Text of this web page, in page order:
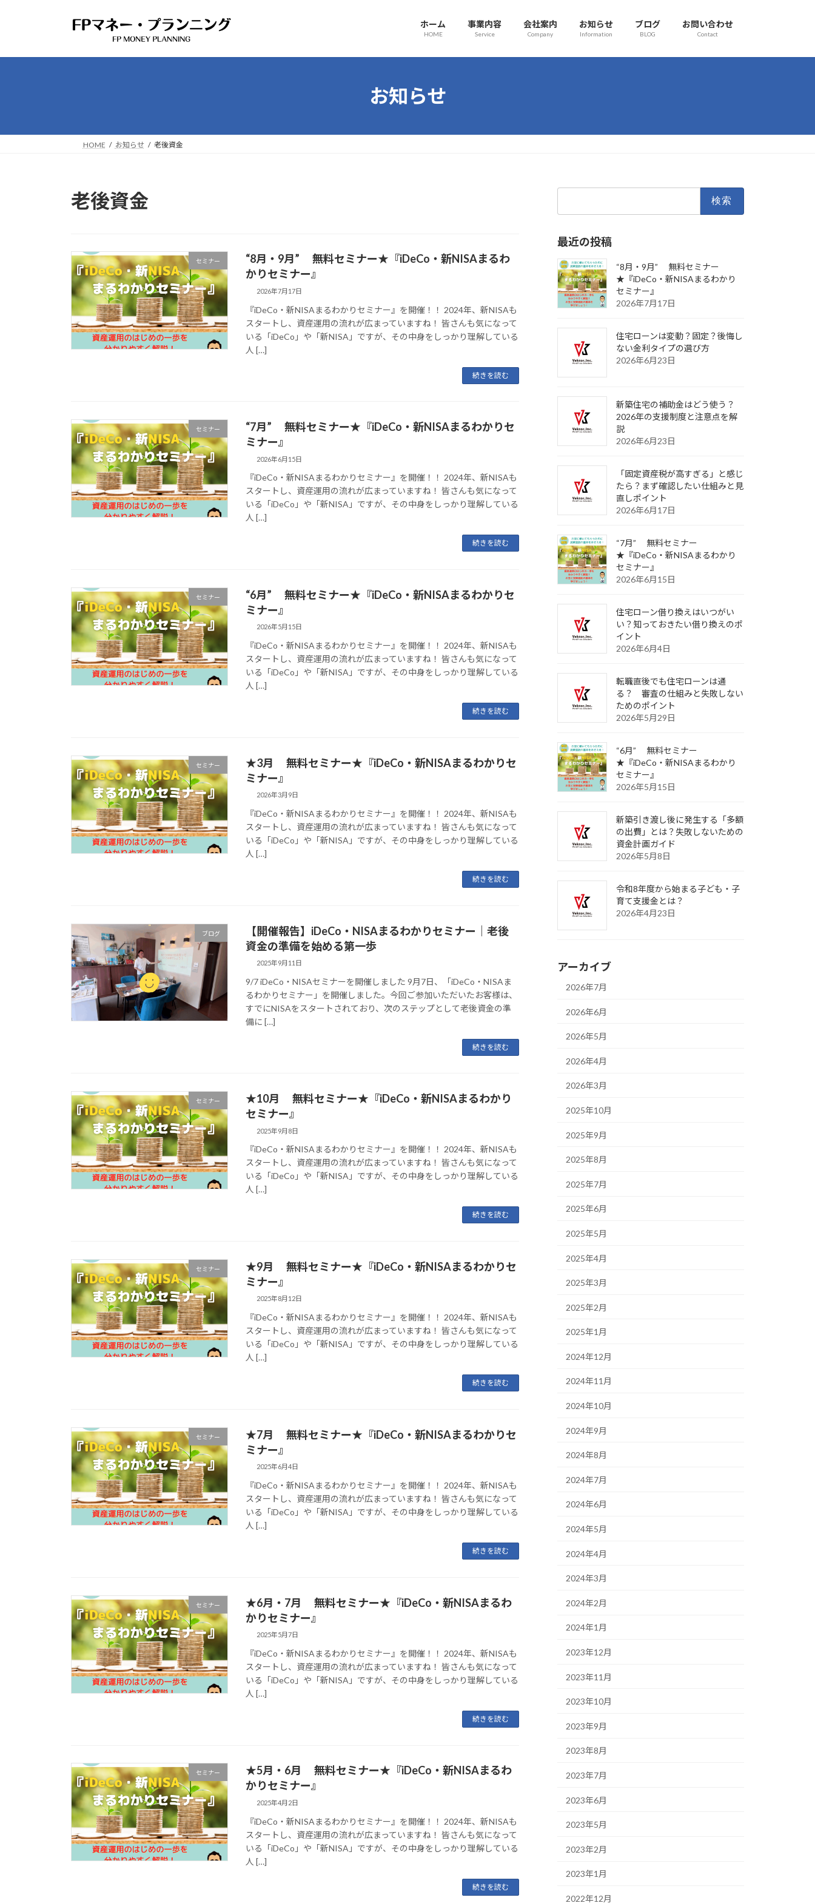
プ
動
ホーム
HOME
事業内容
Service
会社案内
Company
お知らせ
Information
ブログ
BLOG
お問い合わせ
Contact
お知らせ
HOME お知らせ 老後資金
老後資金
セミナー
“8月・9月” 無料セミナー★『iDeCo・新NISAまるわ
かりセミナー』
2026年7月17日
『iDeCo・新NISAまるわかりセミナー』を開催！！ 2024年、新NISAも
スタートし、資産運用の流れが広まっていますね！ 皆さんも気になって
いる「iDeCo」や「新NISA」ですが、その中身をしっかり理解している
人 […]
続きを読む
セミナー
“7月” 無料セミナー★『iDeCo・新NISAまるわかりセ
ミナー』
2026年6月15日
『iDeCo・新NISAまるわかりセミナー』を開催！！ 2024年、新NISAも
スタートし、資産運用の流れが広まっていますね！ 皆さんも気になって
いる「iDeCo」や「新NISA」ですが、その中身をしっかり理解している
人 […]
続きを読む
セミナー
“6月” 無料セミナー★『iDeCo・新NISAまるわかりセ
ミナー』
2026年5月15日
『iDeCo・新NISAまるわかりセミナー』を開催！！ 2024年、新NISAも
スタートし、資産運用の流れが広まっていますね！ 皆さんも気になって
いる「iDeCo」や「新NISA」ですが、その中身をしっかり理解している
人 […]
続きを読む
セミナー
★3月 無料セミナー★『iDeCo・新NISAまるわかりセ
ミナー』
2026年3月9日
『iDeCo・新NISAまるわかりセミナー』を開催！！ 2024年、新NISAも
スタートし、資産運用の流れが広まっていますね！ 皆さんも気になって
いる「iDeCo」や「新NISA」ですが、その中身をしっかり理解している
人 […]
続きを読む
ブログ
【開催報告】iDeCo・NISAまるわかりセミナー｜老後
資金の準備を始める第一歩
2025年9月11日
9/7 iDeCo・NISAセミナーを開催しました 9月7日、「iDeCo・NISAま
るわかりセミナー」を開催しました。今回ご参加いただいたお客様は、
すでにNISAをスタートされており、次のステップとして老後資金の準
備に […]
続きを読む
セミナー
★10月 無料セミナー★『iDeCo・新NISAまるわかり
セミナー』
2025年9月8日
『iDeCo・新NISAまるわかりセミナー』を開催！！ 2024年、新NISAも
スタートし、資産運用の流れが広まっていますね！ 皆さんも気になって
いる「iDeCo」や「新NISA」ですが、その中身をしっかり理解している
人 […]
続きを読む
セミナー
★9月 無料セミナー★『iDeCo・新NISAまるわかりセ
ミナー』
2025年8月12日
『iDeCo・新NISAまるわかりセミナー』を開催！！ 2024年、新NISAも
スタートし、資産運用の流れが広まっていますね！ 皆さんも気になって
いる「iDeCo」や「新NISA」ですが、その中身をしっかり理解している
人 […]
続きを読む
セミナー
★7月 無料セミナー★『iDeCo・新NISAまるわかりセ
ミナー』
2025年6月4日
『iDeCo・新NISAまるわかりセミナー』を開催！！ 2024年、新NISAも
スタートし、資産運用の流れが広まっていますね！ 皆さんも気になって
いる「iDeCo」や「新NISA」ですが、その中身をしっかり理解している
人 […]
続きを読む
セミナー
★6月・7月 無料セミナー★『iDeCo・新NISAまるわ
かりセミナー』
2025年5月7日
『iDeCo・新NISAまるわかりセミナー』を開催！！ 2024年、新NISAも
スタートし、資産運用の流れが広まっていますね！ 皆さんも気になって
いる「iDeCo」や「新NISA」ですが、その中身をしっかり理解している
人 […]
続きを読む
セミナー
★5月・6月 無料セミナー★『iDeCo・新NISAまるわ
かりセミナー』
2025年4月2日
『iDeCo・新NISAまるわかりセミナー』を開催！！ 2024年、新NISAも
スタートし、資産運用の流れが広まっていますね！ 皆さんも気になって
いる「iDeCo」や「新NISA」ですが、その中身をしっかり理解している
人 […]
続きを読む
最近の投稿
“8月・9月” 無料セミナー
★『iDeCo・新NISAまるわかり
セミナー』
2026年7月17日
住宅ローンは変動？固定？後悔し
ない金利タイプの選び方
2026年6月23日
新築住宅の補助金はどう使う？
2026年の支援制度と注意点を解
説
2026年6月23日
「固定資産税が高すぎる」と感じ
たら？まず確認したい仕組みと見
直しポイント
2026年6月17日
“7月” 無料セミナー
★『iDeCo・新NISAまるわかり
セミナー』
2026年6月15日
住宅ローン借り換えはいつがい
い？知っておきたい借り換えのポ
イント
2026年6月4日
転職直後でも住宅ローンは通
る？ 審査の仕組みと失敗しない
ためのポイント
2026年5月29日
“6月” 無料セミナー
★『iDeCo・新NISAまるわかり
セミナー』
2026年5月15日
新築引き渡し後に発生する「多額
の出費」とは？失敗しないための
資金計画ガイド
2026年5月8日
令和8年度から始まる子ども・子
育て支援金とは？
2026年4月23日
アーカイブ
2026年7月
2026年6月
2026年5月
2026年4月
2026年3月
2025年10月
2025年9月
2025年8月
2025年7月
2025年6月
2025年5月
2025年4月
2025年3月
2025年2月
2025年1月
2024年12月
2024年11月
2024年10月
2024年9月
2024年8月
2024年7月
2024年6月
2024年5月
2024年4月
2024年3月
2024年2月
2024年1月
2023年12月
2023年11月
2023年10月
2023年9月
2023年8月
2023年7月
2023年6月
2023年5月
2023年2月
2023年1月
2022年12月